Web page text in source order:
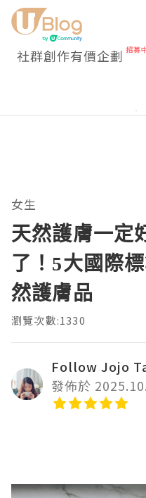
社群創作有價企劃
女生
天然護膚一定
了！5大國際
然護膚品
瀏覽次數:1330
Follow Jojo
發佈於